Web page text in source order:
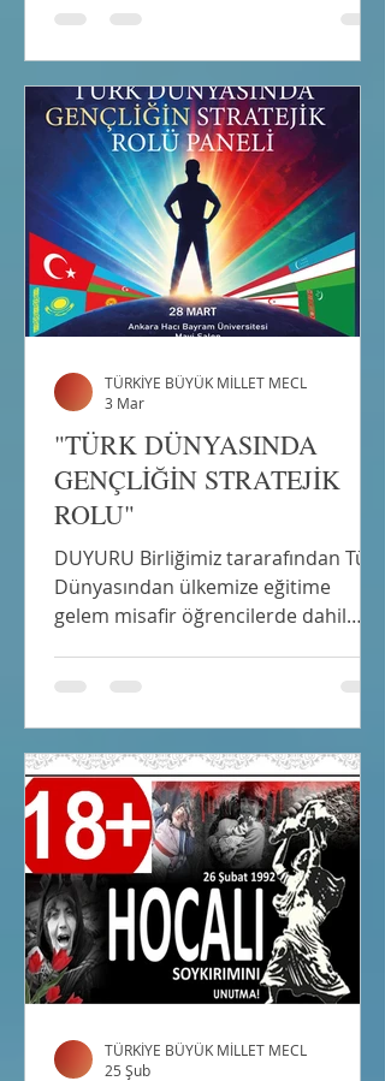
Gençlik Parkında Nevruz Ateşi
yakılacaktır. Ankara Derneği
üyelerimizden oluşan dostlarımızla
Seymeneleri nevruz ateşi
sıcaklığında buluşturarrak yeni
Ümitlet,mutluluklar ve hayırlar ve
kut için dua edilecektir.SİN SİN
oyunları oynanacaktır.
"TÜRK DÜNYASINDA
GENÇLİĞİN STRATEJİK
ROLU"
DUYURU Birliğimiz tararafından Türk
Dünyasından ülkemize eğitime
gelem misafir öğrencilerde dahil
Hacı Bayram Velisi Üniversitesinin
Mavi salonunda 28.03.2026 tarihinde
sat 14.00 de icra edilecektir.Tüm
gençler davetlidir.
TÜRKİYE BÜYÜK MİLLET MECL
3 Mar
TÜRKİYE BÜYÜK MİLLET MECL
25 Şub